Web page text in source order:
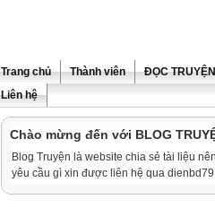
Trang chủ Thành viên ĐỌC TRUYỆN
Liên hệ
Chào mừng đến với BLOG
Blog Truyện là website chia sẻ tài liệu
yêu cầu gì xin được liên hệ qua